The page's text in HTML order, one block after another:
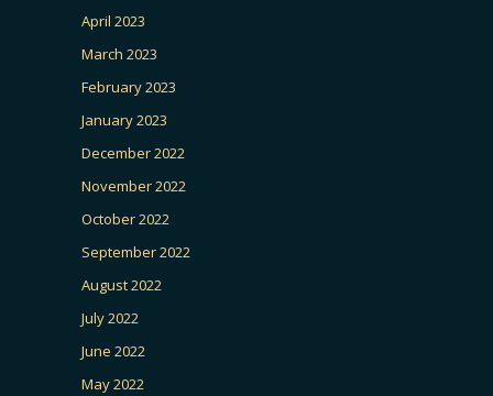
April 2023
March 2023
February 2023
January 2023
December 2022
November 2022
October 2022
September 2022
August 2022
July 2022
June 2022
May 2022